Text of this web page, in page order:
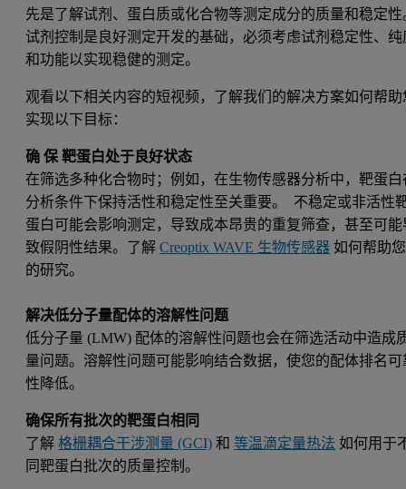
先是了解试剂、蛋白质或化合物等测定成分的质量和稳定性
试剂控制是良好测定开发的基础，必须考虑试剂稳定性、纯
和功能以实现稳健的测定。
观看以下相关内容的短视频，了解我们的解决方案如何帮助
实现以下目标：
确 保 靶蛋白处于良好状态
在筛选多种化合物时；例如，在生物传感器分析中，靶蛋白
分析条件下保持活性和稳定性至关重要。 不稳定或非活性
蛋白可能会影响测定，导致成本昂贵的重复筛查，甚至可能
致假阴性结果。了解Creoptix WAVE 生物传感器 如何帮助您
的研究。
解决低分子量配体的溶解性问题
低分子量 (LMW) 配体的溶解性问题也会在筛选活动中造成
量问题。溶解性问题可能影响结合数据，使您的配体排名可
性降低。
确保所有批次的靶蛋白相同
了解格栅耦合干涉测量 (GCI) 和等温滴定量热法 如何用于
同靶蛋白批次的质量控制。